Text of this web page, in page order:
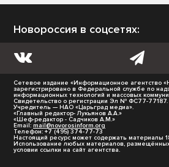
Новороссия в соцсетях:
Сетевое издание «Информационное агентство
зарегистрировано в Федеральной службе по
информационных технологий и массовых
Свидетельство о регистрации Эл № ФС77-77187.
Учредитель — НАО «Царьград медиа».
«Главный редактор- Лукьянов А.А.»
«Шеф-редактор - Садчиков А.М.»
Email: mail@novorosinform.org
Телефон: +7 (495) 374-77-73
Настоящий ресурс может содержать материалы
Использование любых материалов,
условии ссылки на сайт агентства.